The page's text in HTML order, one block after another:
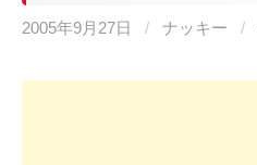
2005年9月27日 / ナッキー /